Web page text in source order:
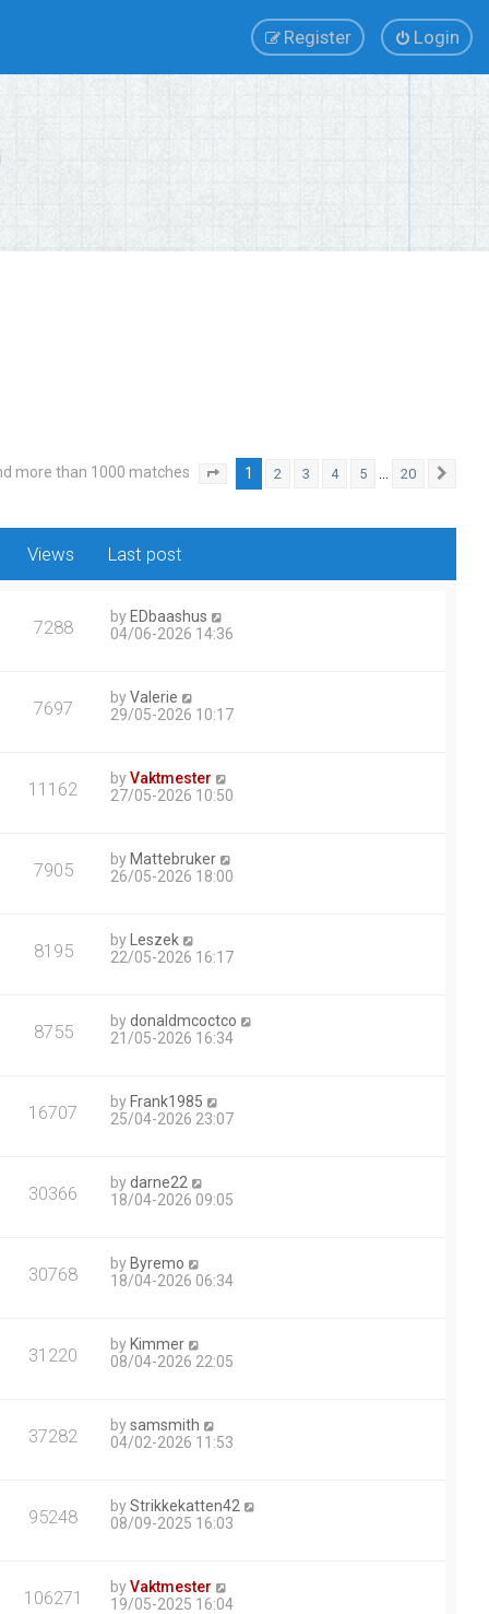
Login
Register
more than 1000 matches Page of
1 2 3 4 5 … 20
Views Last post
7288 by EDbaashus
04/06-2026 14:36
7697 byValerie
29/05-2026 10:17
11162 byVaktmester
27/05-2026 10:50
7905 by Mattebruker
26/05-2026 18:00
8195 by
Leszek
22/05-2026 16:17
8755 bydonaldmcoctco
21/05-2026 16:34
16707 by Frank1985
25/04-2026 23:07
30366 bydarne22
18/04-2026 09:05
30768 by Byremo
18/04-2026 06:34
31220 by Kimmer
08/04-2026 22:05
37282 bysamsmith
04/02-2026 11:53
95248 byStrikkekatten42
08/09-2025 16:03
106271 byVaktmester
19/05-2025 16:04